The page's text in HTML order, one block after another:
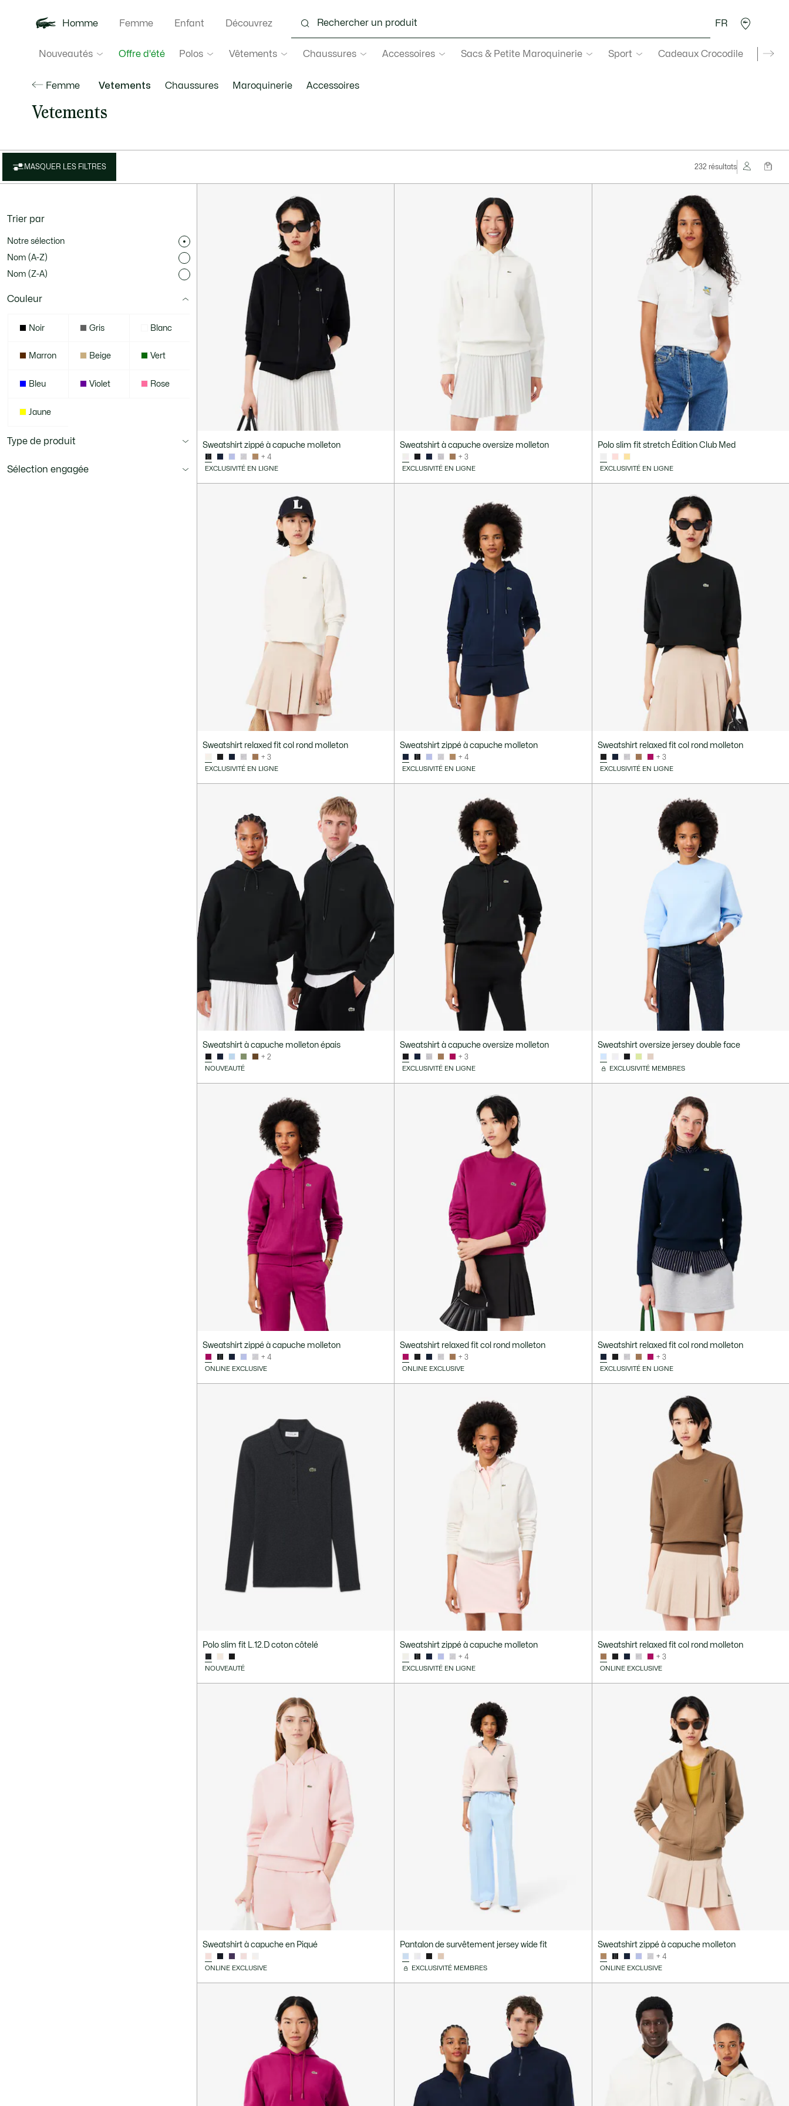
Homme
Nouveautés Offre d'été Polos Vêtements Chaussures Accessoires Sacs & Petite Maroquinerie Sport Cadeaux Crocodile
Femme Enfant Découvrez FR
Femme Vetements Chaussures Maroquinerie Accessoires
Vetements
MASQUER LES FILTRES 232 résultats
Trier par
Notre sélection
Nom (A-Z)
Nom (Z-A)
Couleur
Noir Gris Blanc
Marron Beige Vert
Bleu Violet Rose
Jaune
Type de produit
Sélection engagée
Sweatshirt zippé à capuche molleton
+ 4
EXCLUSIVITÉ EN LIGNE
Sweatshirt à capuche oversize molleton
+ 3
EXCLUSIVITÉ EN LIGNE
Polo slim fit stretch Édition Club Med
EXCLUSIVITÉ EN LIGNE
Sweatshirt relaxed fit col rond molleton
+ 3
EXCLUSIVITÉ EN LIGNE
Sweatshirt zippé à capuche molleton
+ 4
EXCLUSIVITÉ EN LIGNE
Sweatshirt relaxed fit col rond molleton
+ 3
EXCLUSIVITÉ EN LIGNE
Sweatshirt à capuche molleton épais
+ 2
NOUVEAUTÉ
Sweatshirt à capuche oversize molleton
+ 3
EXCLUSIVITÉ EN LIGNE
Sweatshirt oversize jersey double face
EXCLUSIVITÉ MEMBRES
Sweatshirt zippé à capuche molleton
+ 4
ONLINE EXCLUSIVE
Sweatshirt relaxed fit col rond molleton
+ 3
ONLINE EXCLUSIVE
Sweatshirt relaxed fit col rond molleton
+ 3
EXCLUSIVITÉ EN LIGNE
Polo slim fit L.12.D coton côtelé
NOUVEAUTÉ
Sweatshirt zippé à capuche molleton
+ 4
EXCLUSIVITÉ EN LIGNE
Sweatshirt relaxed fit col rond molleton
+ 3
ONLINE EXCLUSIVE
Sweatshirt à capuche en Piqué
ONLINE EXCLUSIVE
Pantalon de survêtement jersey wide fit
EXCLUSIVITÉ MEMBRES
Sweatshirt zippé à capuche molleton
+ 4
ONLINE EXCLUSIVE